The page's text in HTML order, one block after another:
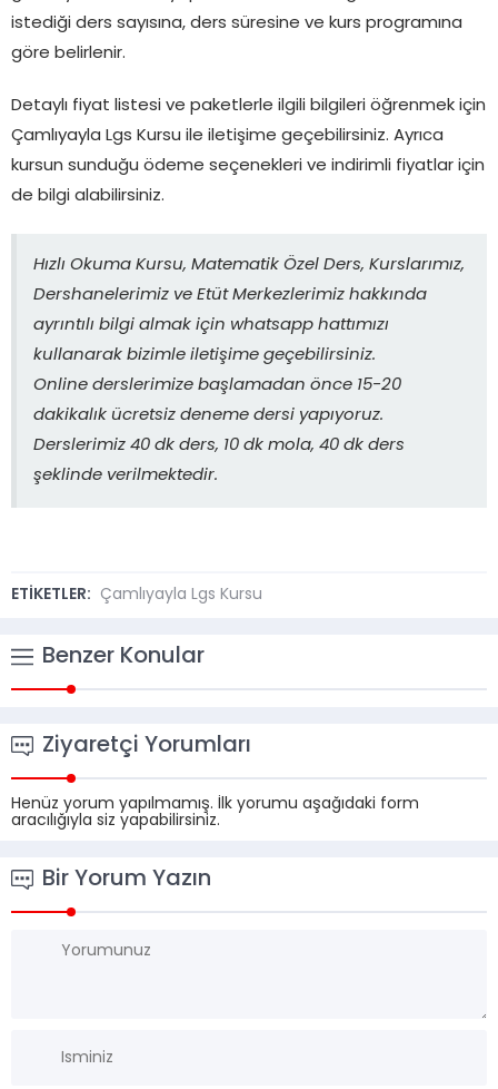
istediği ders sayısına, ders süresine ve kurs programına
göre belirlenir.
Detaylı fiyat listesi ve paketlerle ilgili bilgileri öğrenmek için
Çamlıyayla Lgs Kursu ile iletişime geçebilirsiniz. Ayrıca
kursun sunduğu ödeme seçenekleri ve indirimli fiyatlar için
de bilgi alabilirsiniz.
Hızlı Okuma Kursu, Matematik Özel Ders, Kurslarımız,
Dershanelerimiz ve Etüt Merkezlerimiz hakkında
ayrıntılı bilgi almak için whatsapp hattımızı
kullanarak bizimle iletişime geçebilirsiniz.
Online derslerimize başlamadan önce 15-20
dakikalık ücretsiz deneme dersi yapıyoruz.
Derslerimiz 40 dk ders, 10 dk mola, 40 dk ders
şeklinde verilmektedir.
ETİKETLER: Çamlıyayla Lgs Kursu
Benzer Konular
Ziyaretçi Yorumları
Henüz yorum yapılmamış. İlk yorumu aşağıdaki form
aracılığıyla siz yapabilirsiniz.
Bir Yorum Yazın